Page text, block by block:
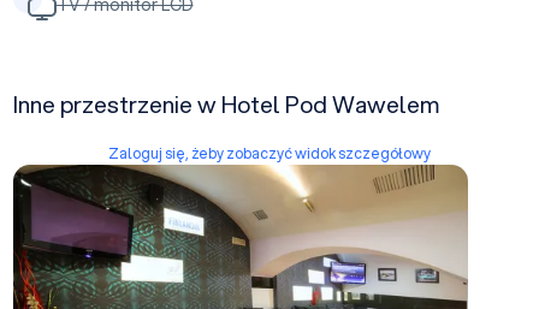
TV / monitor LCD
Inne przestrzenie w Hotel Pod Wawelem
Zaloguj się, żeby zobaczyć widok szczegółowy
Pub